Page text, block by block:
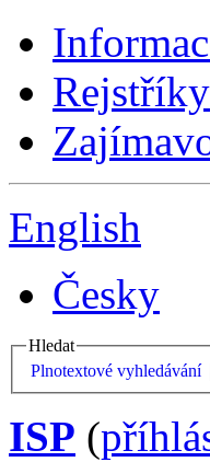
Rejstříky
English
Česky
Hledat
Plnotextové vyhledávání
ISP (